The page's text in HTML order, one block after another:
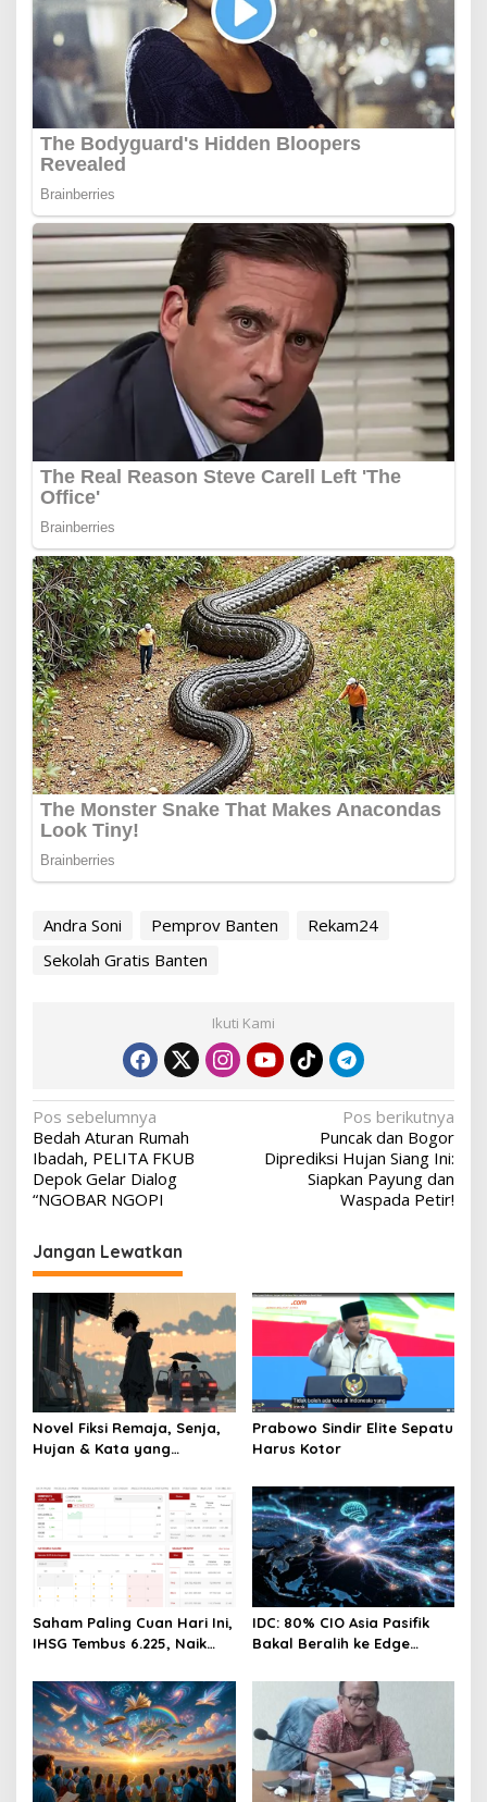
Andra Soni Pemprov Banten
Rekam24
Sekolah Gratis Banten
Ikuti Kami
Navigasi
pos
Pos sebelumnya
Bedah Aturan Rumah
Ibadah, PELITA FKUB
Depok Gelar Dialog
“NGOBAR NGOPI
Pos berikutnya
Puncak dan Bogor
Diprediksi Hujan Siang Ini:
Siapkan Payung dan
Waspada Petir!
Jangan Lewatkan
Novel Fiksi Remaja, Senja,
Hujan & Kata yang
Prabowo Sindir Elite Sepatu
Harus Kotor
Saham Paling Cuan Hari Ini,
IHSG Tembus 6.225, Naik
Melonjak 3%, Saham DEWA
Pimpin Transaksi Rp300
Miliar
IDC: 80% CIO Asia Pasifik
Bakal Beralih ke Edge
pada 2027